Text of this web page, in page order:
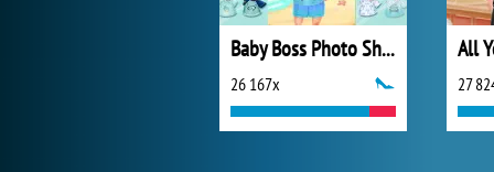
Baby Boss Photo Shoot
26 167x 27